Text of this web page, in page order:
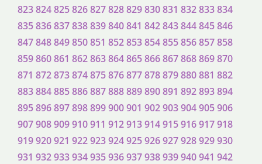
823824825826827828829830831 832833834
835836837838839840841 842843844845846
847848849850851 852853854855856857858
859860861 862863864865866867868869870
871 872873874875876877878879880881 882
883884885886887888889890891 892893894
895896897898899900901 902903904905906
907908909910911 912913914915916917918
919920921 922923924925926927928929930
931 932933934935936937938939940941 942